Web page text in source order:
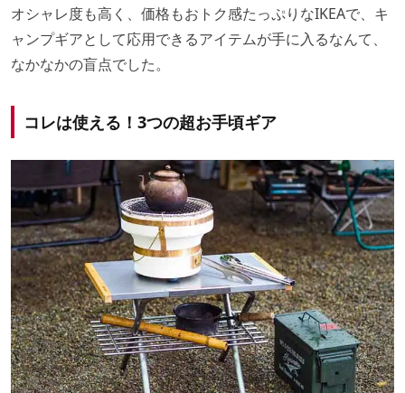
オシャレ度も高く、価格もおトク感たっぷりなIKEAで、キ
ャンプギアとして応用できるアイテムが手に入るなんて、
なかなかの盲点でした。
コレは使える！3つの超お手頃ギア